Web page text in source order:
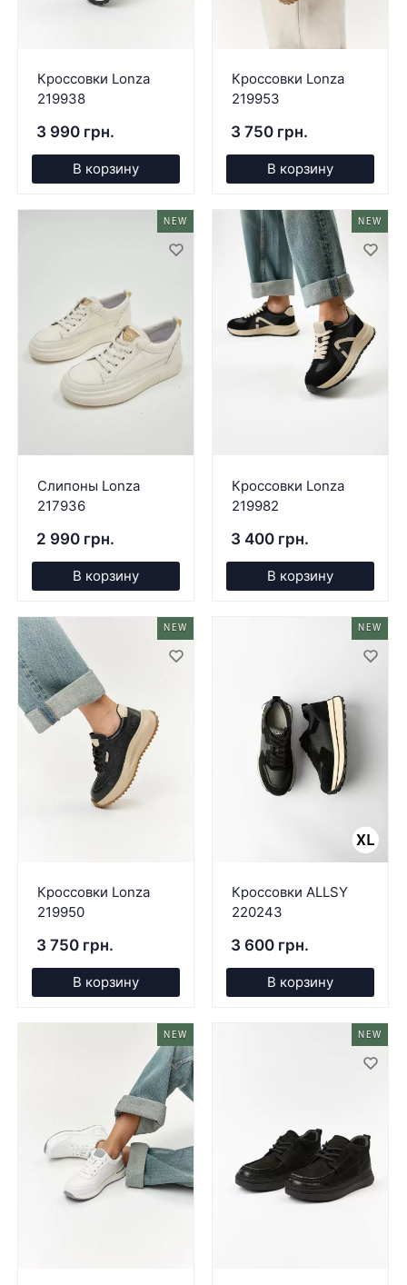
Кроссовки Lonza
219938
3 990 грн.
В корзину
Кроссовки Lonza
219953
3 750 грн.
В корзину
NEW
Слипоны Lonza
217936
2 990 грн.
В корзину
NEW
Кроссовки Lonza
219982
3 400 грн.
В корзину
NEW
Кроссовки Lonza
219950
3 750 грн.
В корзину
NEW
Кроссовки ALLSY
220243
3 600 грн.
В корзину
NEW NEW